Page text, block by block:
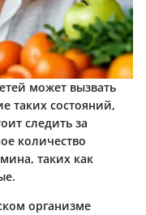
может вызвать
таких состояний,
следить за
количество
таких как
организме